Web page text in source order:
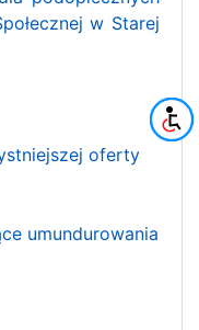
w Starej
oferty
umundurowania